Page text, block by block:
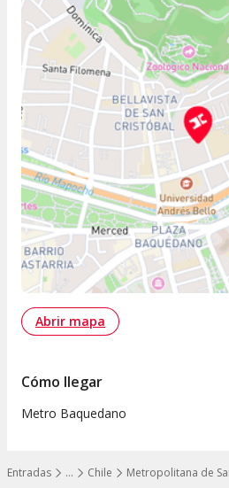
…
Mostrar todos los niveles
Entradas Chile Metropolitana de
Abrir mapa
Cómo llegar
Metro Baquedano